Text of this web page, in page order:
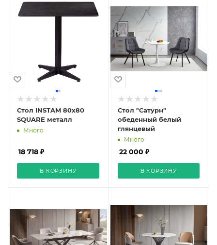
Стол INSTAM 80x80
SQUARE металл
Много
18 718 ₽
В КОРЗИНУ
Стол "Сатурн"
обеденный белый
глянцевый
Много
22 000 ₽
В КОРЗИНУ